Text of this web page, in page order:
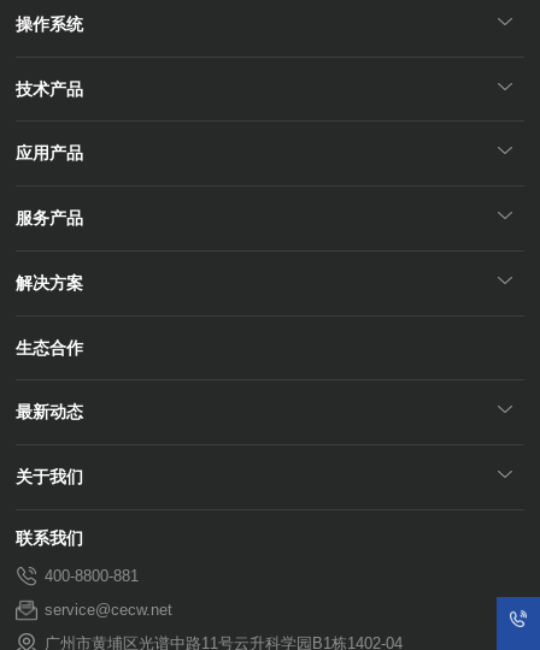
操作系统
技术产品
应用产品
服务产品
解决方案
生态合作
最新动态
关于我们
联系我们
400-8800-881
service@cecw.net
广州市黄埔区光谱中路11号云升科学园B1栋1402-04